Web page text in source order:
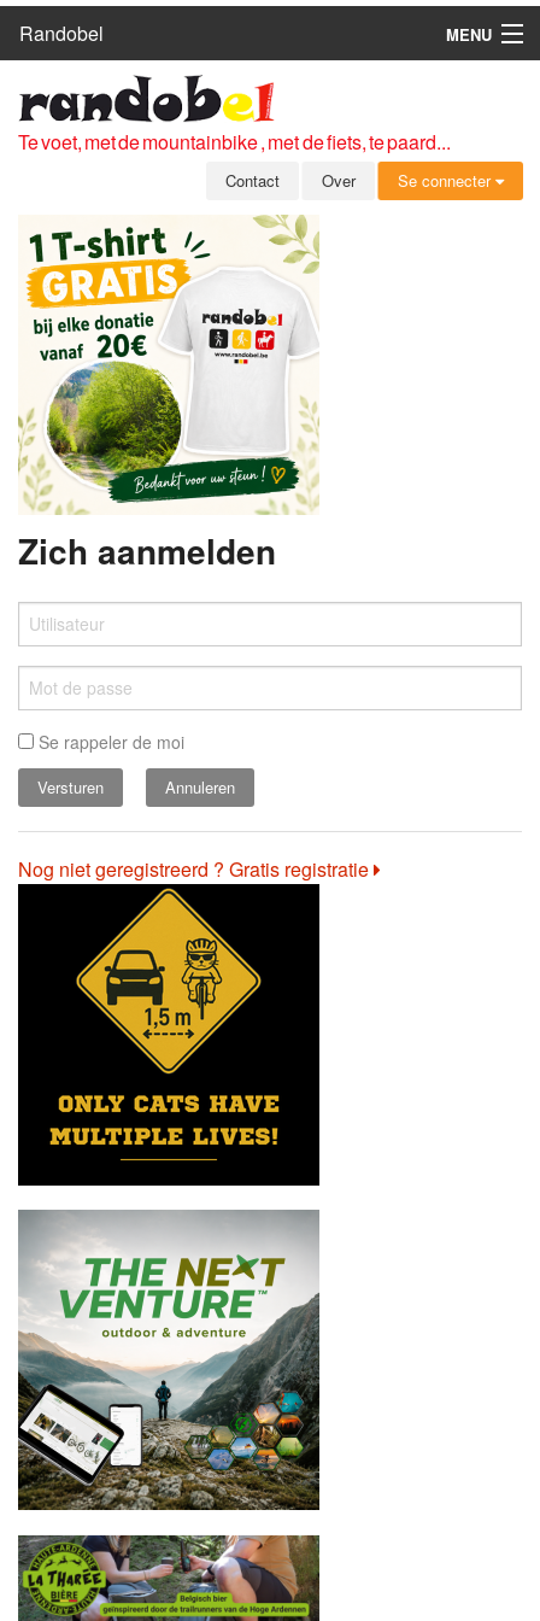
Randobel
MENU
ROUTES
CLUBS
OVER
LEDEN
ZICH AANMELDEN
GRATIS REGISTRATIE
WACHTWOORD VERGETEN
Te voet, met de mountainbike , met de fiets, te paard...
Contact Over Se connecter
Zich aanmelden
Se rappeler de moi
Annuleren
Nog niet geregistreerd ? Gratis registratie